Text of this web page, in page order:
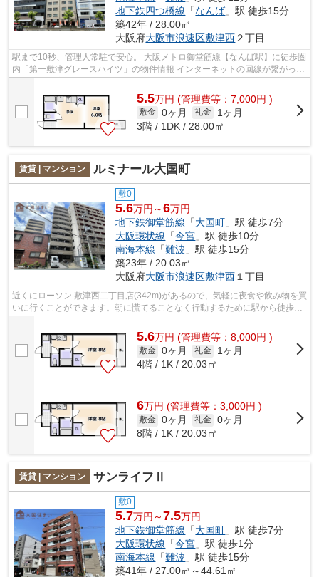
地下鉄四つ橋線 「なんば」駅 徒歩15分
築42年 / 28.00㎡
大阪府大阪市浪速区敷津西２丁目
駅まで10秒、管理人常駐で安心。 大阪メトロ御堂筋線【なんば駅】に徒歩圏
内「第一敷津グレースハイツ」の物件情報 インターネットの回線が繋がって
5.5万円 (管理費等：7,000円 )
敷金 0ヶ月 礼金
1ヶ月
3階 / 1DK / 28.00㎡
賃貸 | マンション ルミナール大国町
敷0
5.6万円～6万円
地下鉄御堂筋線 「大国町 」駅 徒歩7分
大阪環状線 「今宮 」駅 徒歩10分
南海本線 「難波 」駅 徒歩15分
築23年 / 20.03㎡
大阪府大阪市浪速区敷津西 １丁目
近くにローソン 敷津西二丁目店(342m)があるので、気軽に夜食や飲み物を買
いに行くことができます。朝に慌てることなく行動するために駅から徒歩7
分の駅近マンションはいかがでしょう...
5.6万円 (管理費等：8,000円 )
敷金 0ヶ月 礼金
1ヶ月
4階 / 1K / 20.03㎡
6万円 (管理費等：3,000円 )
敷金 0ヶ月 礼金 0ヶ月
8階 / 1K / 20.03㎡
賃貸 | マンション サンライフⅡ
敷0
5.7万円～7.5万円
地下鉄御堂筋線 「大国町 」駅 徒歩7分
大阪環状線 「今宮 」駅 徒歩1分
南海本線 「難波 」駅 徒歩15分
築41年 / 27.00㎡～44.61㎡